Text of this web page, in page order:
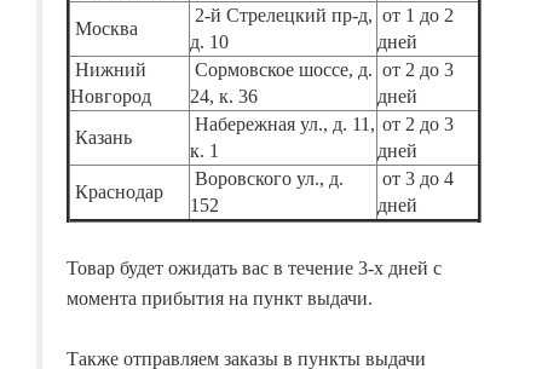
Москва
2-й Стрелецкий пр-д,
д. 10
от 1 до 2
дней
Нижний
Новгород
Сормовское шоссе, д.
24, к. 36
от 2 до 3
дней
Казань
Набережная ул., д. 11,
к. 1
от 2 до 3
дней
Краснодар
Воровского ул., д.
152
от 3 до 4
дней
Товар будет ожидать вас в течение 3-х дней с
момента прибытия на пункт выдачи.
Также отправляем заказы в пункты выдачи